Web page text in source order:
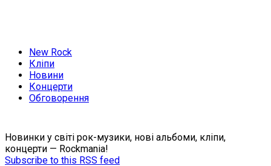
New Rock
Кліпи
Новини
Концерти
Обговорення
Новинки у світі рок-музики, нові альбоми, кліпи,
концерти — Rockmania!
Subscribe to this RSS feed